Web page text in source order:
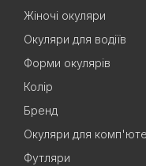
Жіночі окуляри
Окуляри для водіїв
Форми окулярів
Колір
Бренд
Окуляри для
Футляри